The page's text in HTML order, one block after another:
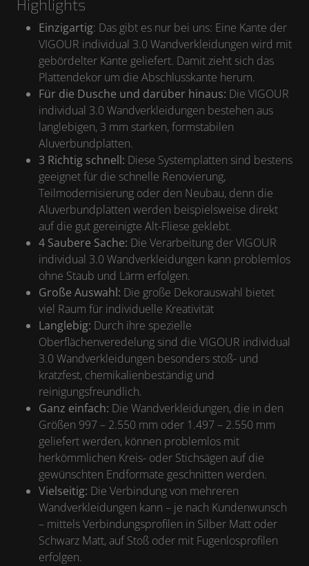
Highlights
Einzigartig: Das gibt es nur bei uns: Eine Kante der
VIGOUR individual 3.0 Wandverkleidungen wird mit
gebördelter Kante geliefert. Damit zieht sich das
Plattendekor um die Abschlusskante herum.
Für die Dusche und darüber hinaus: Die VIGOUR
individual 3.0 Wandverkleidungen bestehen aus
langlebigen, 3 mm starken, formstabilen
Aluverbundplatten.
3 Richtig schnell: Diese Systemplatten sind bestens
geeignet für die schnelle Renovierung,
Teilmodernisierung oder den Neubau, denn die
Aluverbundplatten werden beispielsweise direkt
auf die gut gereinigte Alt-Fliese geklebt.
4 Saubere Sache: Die Verarbeitung der VIGOUR
individual 3.0 Wandverkleidungen kann problemlos
ohne Staub und Lärm erfolgen.
Große Auswahl: Die große Dekorauswahl bietet
viel Raum für individuelle Kreativität
Langlebig: Durch ihre spezielle
Oberflächenveredelung sind die VIGOUR individual
3.0 Wandverkleidungen besonders stoß- und
kratzfest, chemikalienbeständig und
reinigungsfreundlich.
Ganz einfach: Die Wandverkleidungen, die in den
Größen 997 – 2.550 mm oder 1.497 – 2.550 mm
geliefert werden, können problemlos mit
herkömmlichen Kreis- oder Stichsägen auf die
gewünschten Endformate geschnitten werden.
Vielseitig: Die Verbindung von mehreren
Wandverkleidungen kann – je nach Kundenwunsch
– mittels Verbindungsprofilen in Silber Matt oder
Schwarz Matt, auf Stoß oder mit Fugenlosprofilen
erfolgen.